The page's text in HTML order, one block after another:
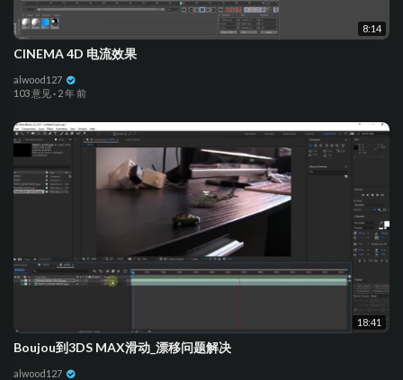
8:14
CINEMA 4D 电流效果
alwood127
103 意见· 2 年 前
18:41
Boujou到3DS MAX滑动_漂移问题解决
alwood127